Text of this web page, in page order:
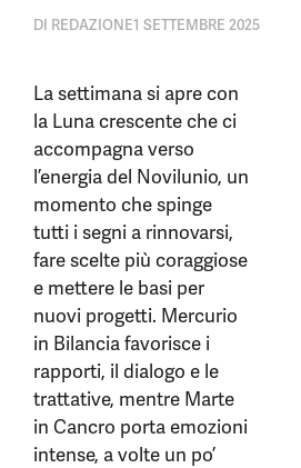
DI REDAZIONE1 SETTEMBRE 2025
La settimana si apre con
la Luna crescente che ci
accompagna verso
l’energia del Novilunio, un
momento che spinge
tutti i segni a rinnovarsi,
fare scelte più coraggiose
e mettere le basi per
nuovi progetti. Mercurio
in Bilancia favorisce i
rapporti, il dialogo e le
trattative, mentre Marte
in Cancro porta emozioni
intense, a volte un po’